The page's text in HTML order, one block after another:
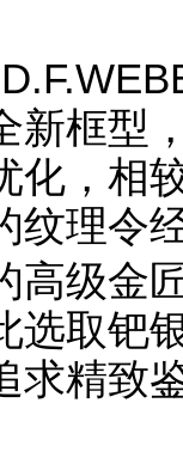
新框型
化，相
纹理令
级金匠
选取钯
求精致